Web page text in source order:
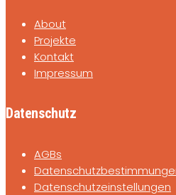
About
Projekte
Kontakt
Impressum
Datenschutz
AGBs
Datenschutzeinstellungen